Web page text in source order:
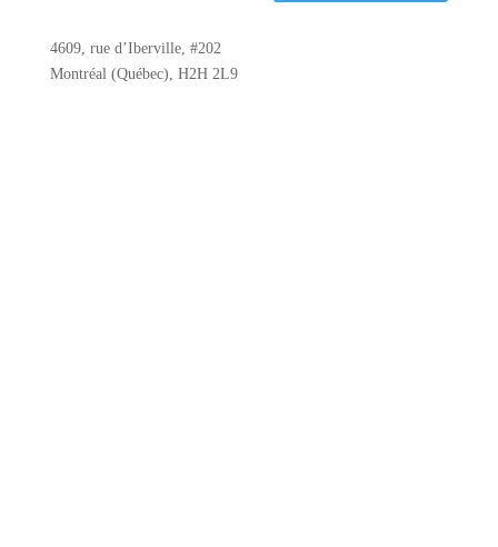
4609, rue d’Iberville, #202
Montréal (Québec), H2H 2L9